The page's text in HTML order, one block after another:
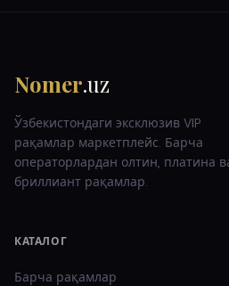
Nomer.uz
Ўзбекистондаги эксклюзив VIP
рақамлар маркетплейс. Барча
операторлардан олтин, платина
бриллиант рақамлар.
КАТАЛОГ
Барча рақамлар